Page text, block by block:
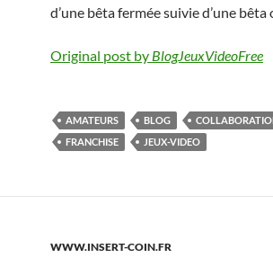
d’une bêta fermée suivie d’une
Original post by BlogJeuxVideoFree
AMATEURS BLOG
FRANCHISE
JEUX-VIDEO
WWW.INSERT-COIN.FR